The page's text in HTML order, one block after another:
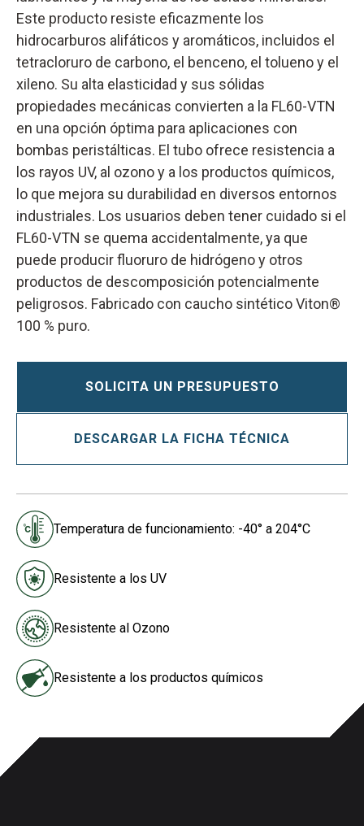
Este producto resiste eficazmente los
hidrocarburos alifáticos y aromáticos, incluidos el
tetracloruro de carbono, el benceno, el tolueno y el
xileno. Su alta elasticidad y sus sólidas
propiedades mecánicas convierten a la FL60-VTN
en una opción óptima para aplicaciones con
bombas peristálticas. El tubo ofrece resistencia a
los rayos UV, al ozono y a los productos químicos,
lo que mejora su durabilidad en diversos entornos
industriales. Los usuarios deben tener cuidado si el
FL60-VTN se quema accidentalmente, ya que
puede producir fluoruro de hidrógeno y otros
productos de descomposición potencialmente
peligrosos. Fabricado con caucho sintético Viton®
100 % puro.‍
SOLICITA UN PRESUPUESTO
DESCARGAR LA FICHA TÉCNICA
Temperatura de funcionamiento: -40° a 204°C
Resistente a los UV
Resistente al Ozono
Resistente a los productos químicos